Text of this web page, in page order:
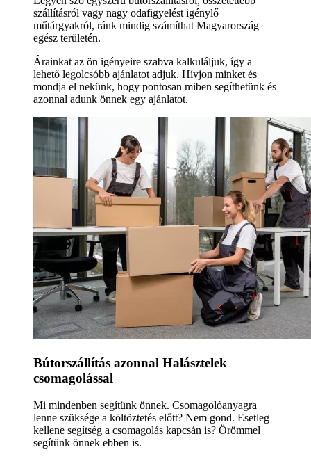
szállításról vagy nagy odafigyelést igénylő
műtárgyakról, ránk mindig számíthat Magyarország
egész területén.
Árainkat az ön igényeire szabva kalkuláljuk, így a
lehető legolcsóbb ajánlatot adjuk. Hívjon minket és
mondja el nekünk, hogy pontosan miben segíthetünk és
azonnal adunk önnek egy ajánlatot.
Bútorszállítás azonnal Halásztelek
csomagolással
Mi mindenben segítünk önnek. Csomagolóanyagra
lenne szüksége a költöztetés előtt? Nem gond. Esetleg
kellene segítség a csomagolás kapcsán is? Örömmel
segítünk önnek ebben is.